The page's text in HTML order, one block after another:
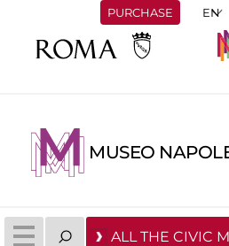
PURCHASE
MUSEO
ALL THE CIVIC